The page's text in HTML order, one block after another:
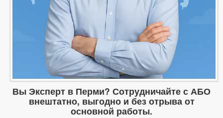
Вы Эксперт в Перми? Сотрудничайте с АБО
внештатно, выгодно и без отрыва от
основной работы.